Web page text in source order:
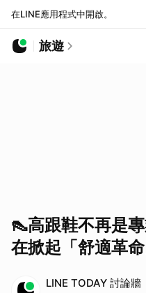
在LINE應用程式中開啟。
旅遊
👠高跟鞋不再是
在掀起「舒適革
LINE TODAY 討論牆